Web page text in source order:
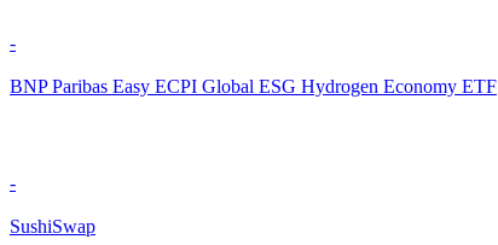
-
BNP Paribas Easy ECPI Global ESG Hydrogen Economy ETF
-
SushiSwap